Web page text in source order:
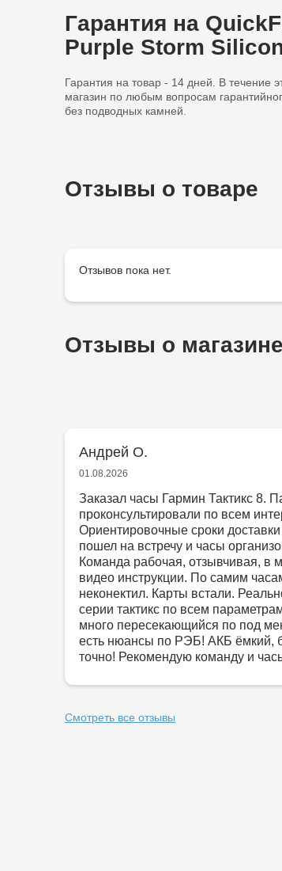
Гарантия на
Purple Storm
Гарантия на товар - 14 дней. В течение
магазин по любым вопросам
без подводных камней.
Отзывы о товаре
Отзывов пока нет.
Отзывы о магазине
Андрей О.
01.08.2026
Заказал часы Гармин Тактикс 8.
проконсультировали по всем
Ориентировочные сроки
пошел на встречу и часы
Команда рабочая, отзывчивая, в
видео инструкции. По самим
неконектил. Карты встали.
серии тактикс по всем
много пересекающийся по под
есть нюансы по РЭБ! АКБ ёмкий,
точно! Рекомендую команду и
Смотреть все отзывы